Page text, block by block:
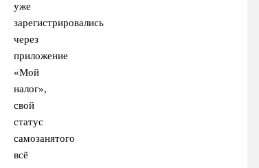
уже
зарегистрировались
через
приложение
«Мой
налог»,
свой
статус
самозанятого
всё